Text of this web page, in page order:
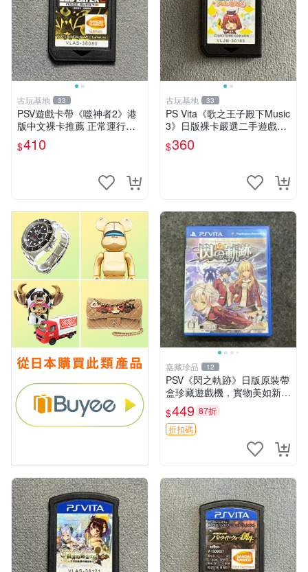
古玩基地 33
PSV遊戲卡帶《噬神者2》港
版中文裸卡推薦 正常運行適
用PSV機嚴選商品 可收藏 港
版 PSV 卡帶 噴射型 獎杯機
$410
古玩基地 33
PS Vita《歌之王子殿下Music
3》日版裸卡嚴選二手遊戲，
實測功能正常，僅售不退不換
psv psp vita 卡帶
$360
嘉藏珍品 12
PSV《閃之軌跡》日版原裝帶
盒珍藏遊戲機，實物美如新，
嚴選推薦 閃之軌跡 日版 PSV
原裝帶盒
$449 87折
折扣碼